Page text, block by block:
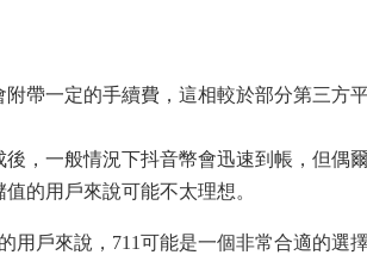
帶一定的手續費，這相較於部分第三方
，一般情況下抖音幣會迅速到帳，但偶
的用戶來說可能不太理想。
用戶來說，711可能是一個非常合適的選